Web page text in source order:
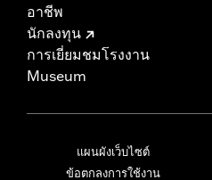
อาชีพ
นักลงทุน
การเยี่ยมชมโรงงาน
Museum
แผนผังเว็บไซต์
ข้อตกลงการใช้งาน